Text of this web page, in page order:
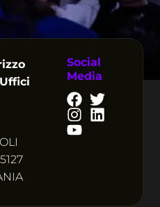
Social
Media